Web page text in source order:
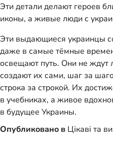
Эти детали делают героев
иконы, а живые люди с
Эти выдающиеся украинцы
даже в самые тёмные
освещают путь. Они не
создают их сами, шаг за
строка за строкой. Их
в учебниках, а живое
в будущее Украины.
Опубликовано в Цікаві та